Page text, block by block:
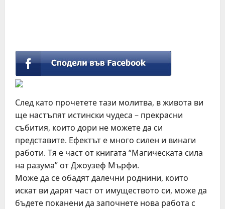
След като прочетете тази молитва, в живота ви
ще настъпят истински чудеса – прекрасни
събития, които дори не можете да си
представите. Ефектът е много силен и винаги
работи. Тя е част от книгата “Магическата сила
на разума” от Джоузеф Мърфи.
Може да се обадят далечни роднини, които
искат ви дарят част от имуществото си, може да
бъдете поканени да започнете нова работа с